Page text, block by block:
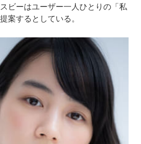
ビーはユーザー一人ひとりの「私
案するとしている。